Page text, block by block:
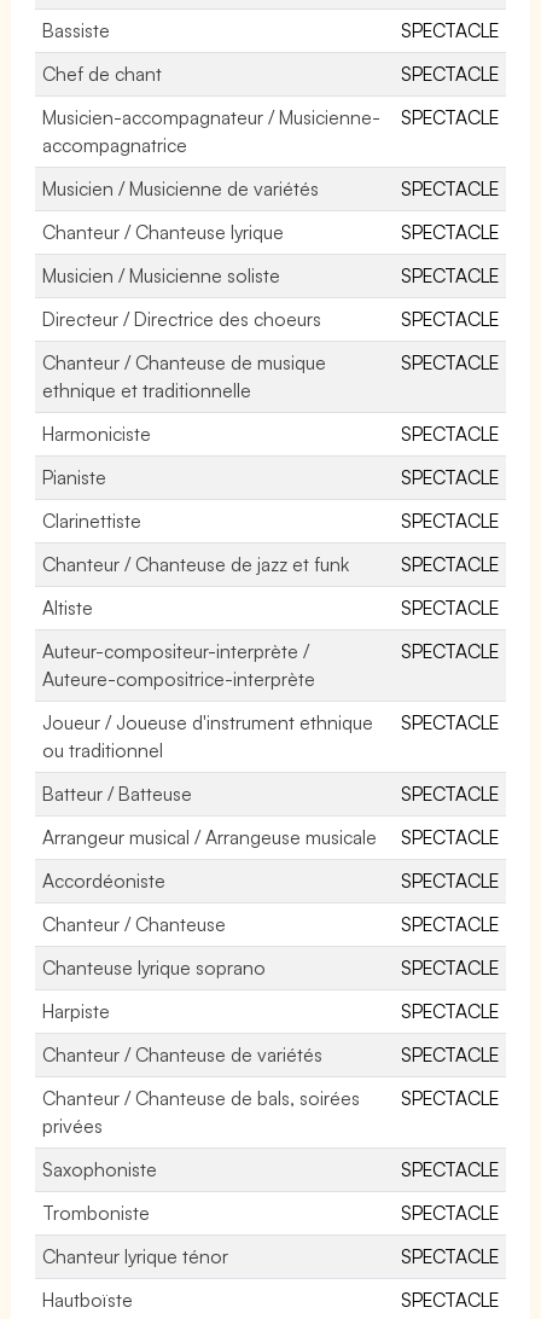
Bassiste
SPECTACLE
Chef de chant
SPECTACLE
Musicien-accompagnateur / Musicienne-
accompagnatrice
SPECTACLE
Musicien / Musicienne de variétés
SPECTACLE
Chanteur / Chanteuse lyrique
SPECTACLE
Musicien / Musicienne soliste
SPECTACLE
Directeur / Directrice des choeurs
SPECTACLE
Chanteur / Chanteuse de musique
ethnique et traditionnelle
SPECTACLE
Harmoniciste
SPECTACLE
Pianiste
SPECTACLE
Clarinettiste
SPECTACLE
Chanteur / Chanteuse de jazz et funk
SPECTACLE
Altiste
SPECTACLE
Auteur-compositeur-interprète /
Auteure-compositrice-interprète
SPECTACLE
Joueur / Joueuse d'instrument ethnique
ou traditionnel
SPECTACLE
Batteur / Batteuse
SPECTACLE
Arrangeur musical / Arrangeuse musicale
SPECTACLE
Accordéoniste
SPECTACLE
Chanteur / Chanteuse
SPECTACLE
Chanteuse lyrique soprano
SPECTACLE
Harpiste
SPECTACLE
Chanteur / Chanteuse de variétés
SPECTACLE
Chanteur / Chanteuse de bals, soirées
privées
SPECTACLE
Saxophoniste
SPECTACLE
Tromboniste
SPECTACLE
Chanteur lyrique ténor
SPECTACLE
Hautboïste
SPECTACLE